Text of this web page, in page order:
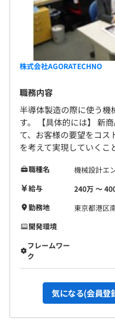
株式会社AGORATECHNO
職務内容
半導体製造の際に使う機
す。 【具体的には】 新
て、お客様の要望をコス
を考えて実現していくこ
職種名
機械設計エ
給与
240万 〜
勤務地
東京都港区
開発環境
フレームワー
ク
気になる(会員登